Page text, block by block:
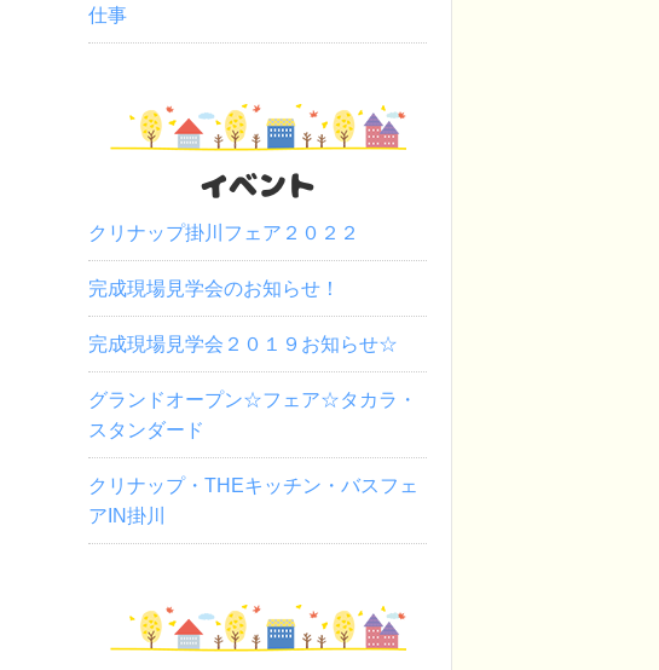
仕事
イベント
クリナップ掛川フェア２０２２
完成現場見学会のお知らせ！
完成現場見学会２０１９お知らせ☆
グランドオープン☆フェア☆タカラ・
スタンダード
クリナップ・THEキッチン・バスフェ
アIN掛川